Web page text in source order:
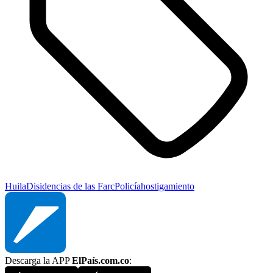
HuilaDisidencias de las FarcPolicíahostigamiento
Descarga la APPElPaís.com.co: